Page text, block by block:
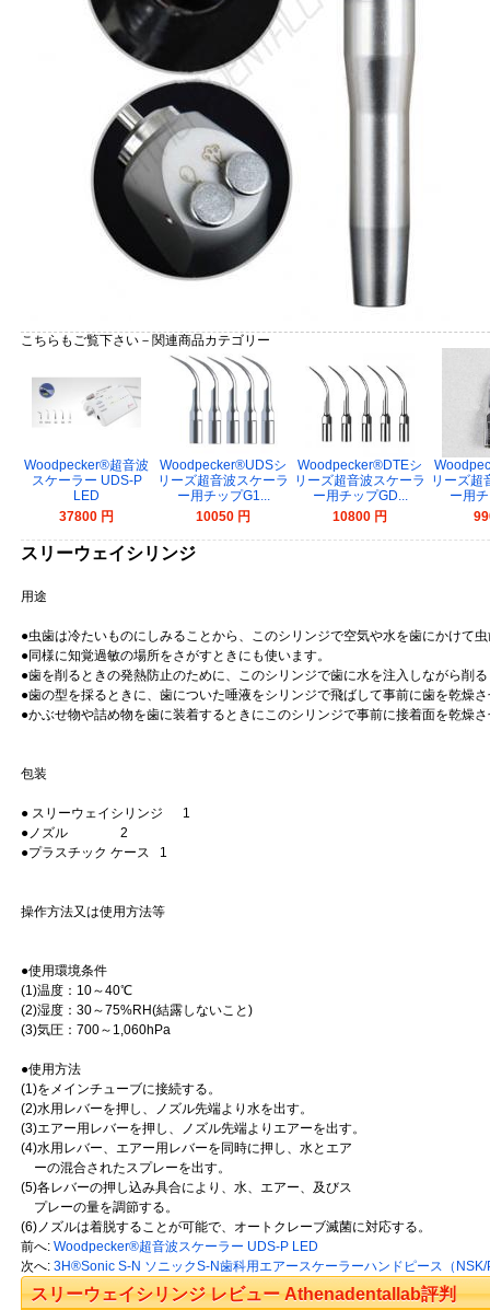
こちらもご覧下さい－関連商品カテゴリー
Woodpecker®超音波
スケーラー UDS-P
LED
37800 円
Woodpecker®UDSシ
リーズ超音波スケーラ
ー用チップG1...
10050 円
Woodpecker®DTEシ
リーズ超音波スケーラ
ー用チップGD...
10800 円
リーズ超
ー用
スリーウェイシリンジ
用途
●虫歯は冷たいものにしみることから、このシリンジで空気や水を歯にかけて
●同様に知覚過敏の場所をさがすときにも使います。
●歯を削るときの発熱防止のために、このシリンジで歯に水を注入しながら削
●歯の型を採るときに、歯についた唾液をシリンジで飛ばして事前に歯を乾燥
●かぶせ物や詰め物を歯に装着するときにこのシリンジで事前に接着面を乾燥
包装
● スリーウェイシリンジ 1
●ノズル 2
●プラスチック ケース 1
操作方法又は使用方法等
●使用環境条件
(1)温度：10～40℃
(2)湿度：30～75%RH(結露しないこと)
(3)気圧：700～1,060hPa
●使用方法
(1)をメインチューブに接続する。
(2)水用レバーを押し、ノズル先端より水を出す。
(3)エアー用レバーを押し、ノズル先端よりエアーを出す。
(4)水用レバー、エアー用レバーを同時に押し、水とエア
ーの混合されたスプレーを出す。
(5)各レバーの押し込み具合により、水、エアー、及びス
プレーの量を調節する。
(6)ノズルは着脱することが可能で、オートクレーブ滅菌に対応する。
前へ: Woodpecker®超音波スケーラー UDS-P LED
次へ: 3H®Sonic S-N ソニックS-N歯科用エアースケーラーハンドピース（
スリーウェイシリンジ レビュー Athenadentallab評判